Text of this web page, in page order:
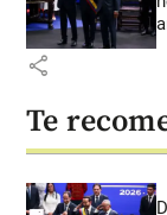
share
Te